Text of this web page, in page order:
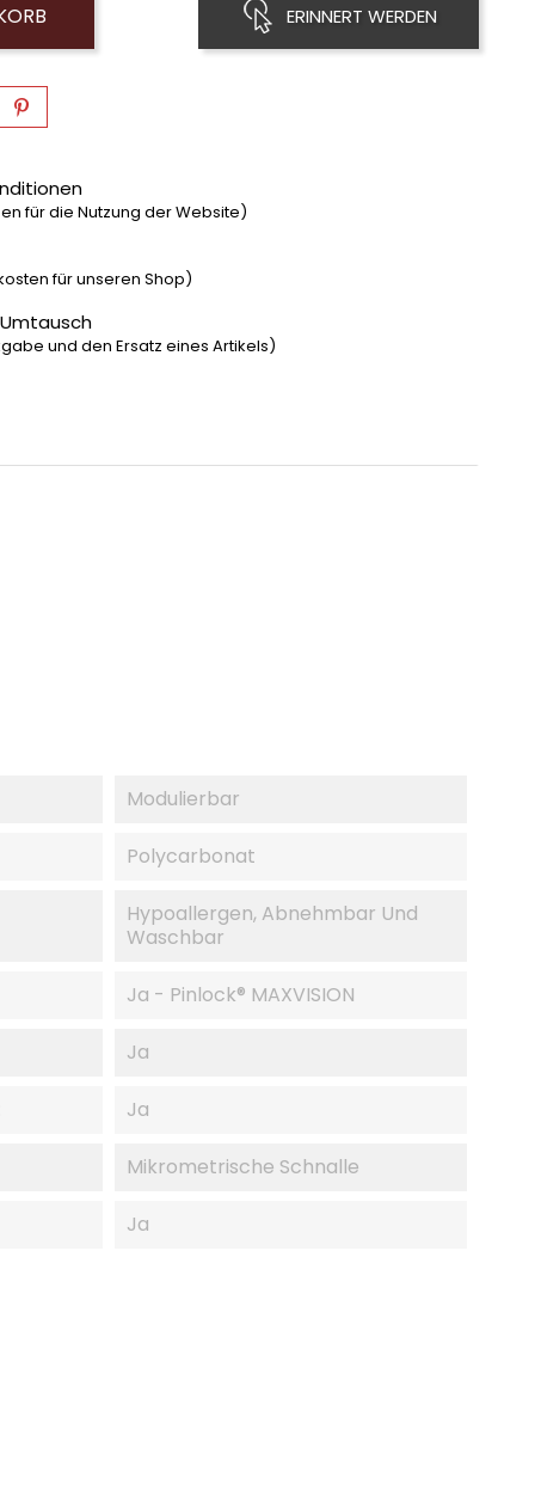
ERINNERT WERDEN
für die Nutzung der Website)
für unseren Shop)
und den Ersatz eines Artikels)
Modulierbar
Polycarbonat
Hypoallergen, Abnehmbar Und
Waschbar
Ja - Pinlock® MAXVISION
Ja
Ja
Mikrometrische Schnalle
Ja